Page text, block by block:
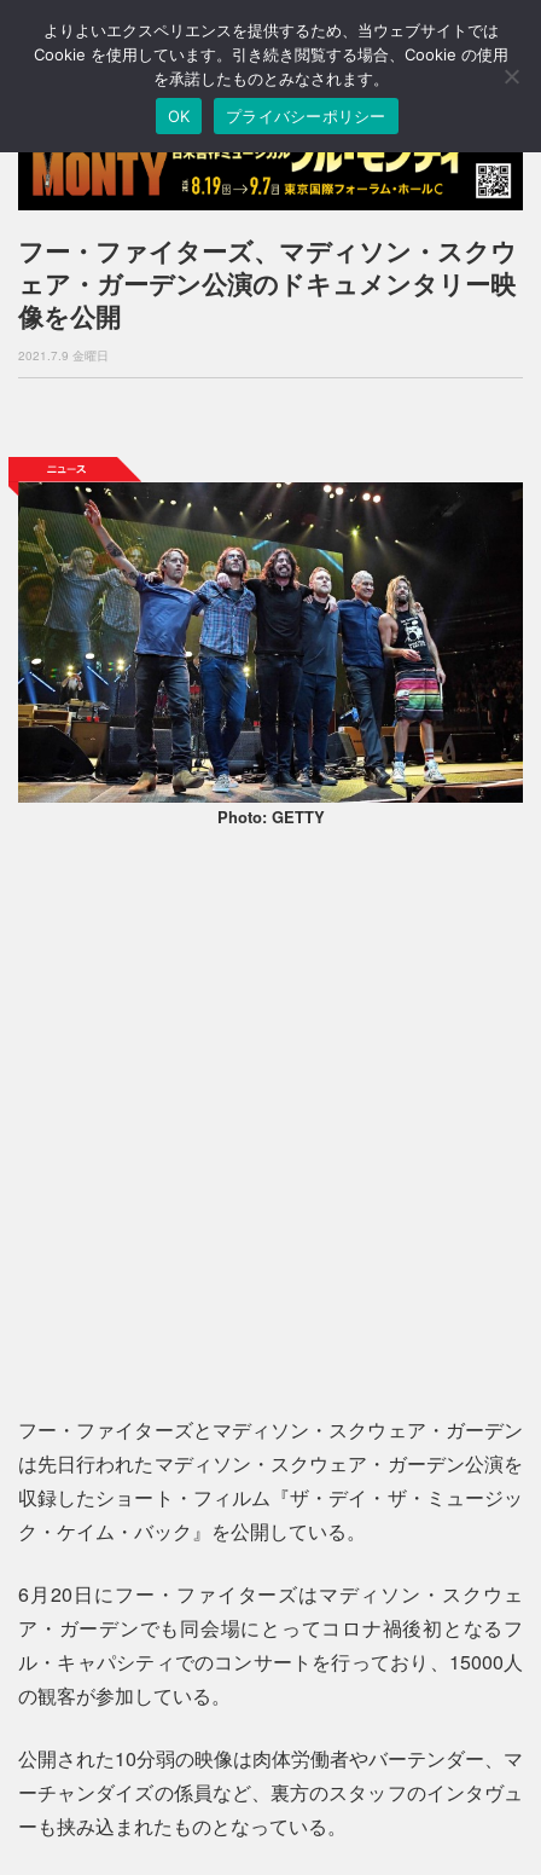
T
o
n
a
v
g
a
n
フー・ファイターズ、マディソン・スクウ
ェア・ガーデン公演のドキュメンタリー映
像を公開
2021.7.9 金曜日
Photo: GETTY
フー・ファイターズとマディソン・スクウェア・ガーデン
は先日行われたマディソン・スクウェア・ガーデン公演を
収録したショート・フィルム『ザ・デイ・ザ・ミュージッ
ク・ケイム・バック』を公開している。
6月20日にフー・ファイターズはマディソン・スクウェ
ア・ガーデンでも同会場にとってコロナ禍後初となるフ
ル・キャパシティでのコンサートを行っており、15000人
の観客が参加している。
公開された10分弱の映像は肉体労働者やバーテンダー、マ
ーチャンダイズの係員など、裏方のスタッフのインタヴュ
ーも挟み込まれたものとなっている。
よりよいエクスペリエンスを提供するため、当ウェブサイトでは
Cookie を使用しています。引き続き閲覧する場合、Cookie の使用
を承諾したものとみなされます。
OK
プライバシーポリシー